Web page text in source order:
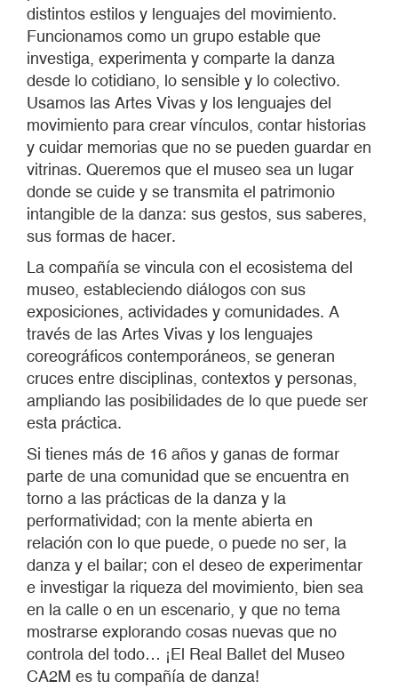
distintos estilos y lenguajes del movimiento.
Funcionamos como un grupo estable que
investiga, experimenta y comparte la danza
desde lo cotidiano, lo sensible y lo colectivo.
Usamos las Artes Vivas y los lenguajes del
movimiento para crear vínculos, contar historias
y cuidar memorias que no se pueden guardar en
vitrinas. Queremos que el museo sea un lugar
donde se cuide y se transmita el patrimonio
intangible de la danza: sus gestos, sus saberes,
sus formas de hacer.
La compañía se vincula con el ecosistema del
museo, estableciendo diálogos con sus
exposiciones, actividades y comunidades. A
través de las Artes Vivas y los lenguajes
coreográficos contemporáneos, se generan
cruces entre disciplinas, contextos y personas,
ampliando las posibilidades de lo que puede ser
esta práctica.
Si tienes más de 16 años y ganas de formar
parte de una comunidad que se encuentra en
torno a las prácticas de la danza y la
performatividad; con la mente abierta en
relación con lo que puede, o puede no ser, la
danza y el bailar; con el deseo de experimentar
e investigar la riqueza del movimiento, bien sea
en la calle o en un escenario, y que no tema
mostrarse explorando cosas nuevas que no
controla del todo… ¡El Real Ballet del Museo
CA2M es tu compañía de danza!